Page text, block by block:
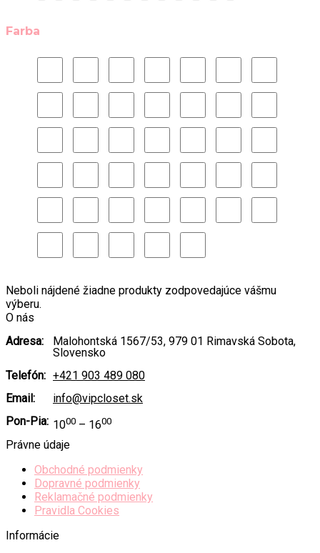
Farba
Neboli nájdené žiadne produkty zodpovedajúce vášmu
výberu.
O nás
Adresa:
Malohontská 1567/53, 979 01 Rimavská Sobota,
Slovensko
Telefón: +421 903 489 080
Email:
info@vipcloset.sk
Pon-Pia: 1000 – 1600
Právne údaje
Obchodné podmienky
Dopravné podmienky
Reklamačné podmienky
Pravidla Cookies
Informácie